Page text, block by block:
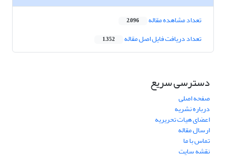
تعداد مشاهده مقاله 2,096
تعداد دریافت فایل اصل مقاله 1,352
دسترسی سریع
صفحه اصلی
درباره نشریه
اعضای هیات تحریریه
ارسال مقاله
تماس با ما
نقشه سایت